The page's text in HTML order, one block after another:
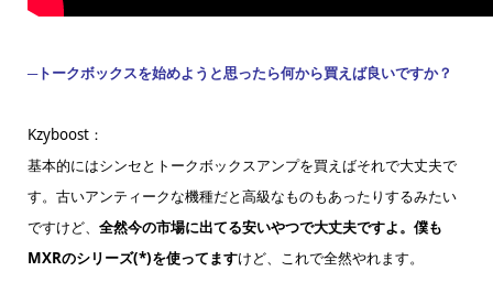
─トークボックスを始めようと思ったら何から買えば良いですか？
Kzyboost：
基本的にはシンセとトークボックスアンプを買えばそれで大丈夫で
す。古いアンティークな機種だと高級なものもあったりするみたい
ですけど、 全然今の市場に出てる安いやつで大丈夫ですよ。僕も
MXRのシリーズ(*)を使ってますけど、これで全然やれます。